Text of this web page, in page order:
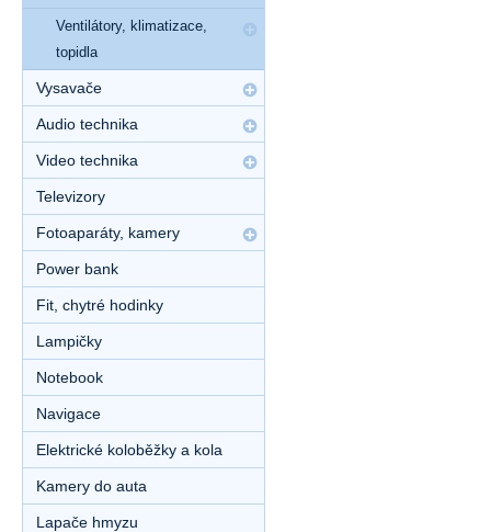
Ventilátory, klimatizace,
topidla
Vysavače
Audio technika
Video technika
Televizory
Fotoaparáty, kamery
Power bank
Fit, chytré hodinky
Lampičky
Notebook
Navigace
Elektrické koloběžky a kola
Kamery do auta
Lapače hmyzu